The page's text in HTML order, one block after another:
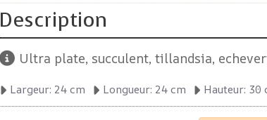
Description
Ultra plate, succulent, tillandsia,
Largeur: 24 cm Longueur: 24 cm Hauteur: 30